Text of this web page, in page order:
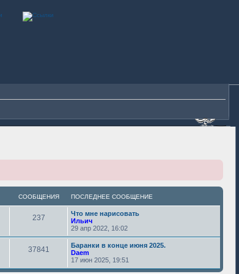
СООБЩЕНИЯ ПОСЛЕДНЕЕ СООБЩЕНИЕ
237
Что мне нарисовать
Ильич
29 апр 2022, 16:02
37841
Баранки в конце июня 2025.
Daem
17 июн 2025, 19:51